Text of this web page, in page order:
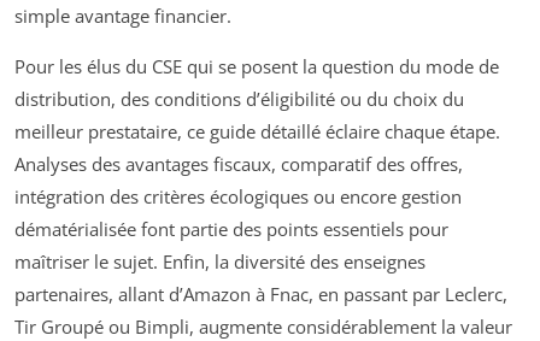
simple avantage financier.
Pour les élus du CSE qui se posent la question du mode de
distribution, des conditions d’éligibilité ou du choix du
meilleur prestataire, ce guide détaillé éclaire chaque étape.
Analyses des avantages fiscaux, comparatif des offres,
intégration des critères écologiques ou encore gestion
dématérialisée font partie des points essentiels pour
maîtriser le sujet. Enfin, la diversité des enseignes
partenaires, allant d’Amazon à Fnac, en passant par Leclerc,
Tir Groupé ou Bimpli, augmente considérablement la valeur